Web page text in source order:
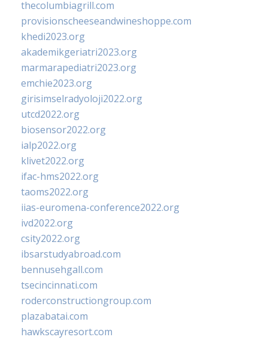
thecolumbiagrill.com
provisionscheeseandwineshoppe.com
khedi2023.org
akademikgeriatri2023.org
marmarapediatri2023.org
emchie2023.org
girisimselradyoloji2022.org
utcd2022.org
biosensor2022.org
ialp2022.org
klivet2022.org
ifac-hms2022.org
taoms2022.org
iias-euromena-conference2022.org
ivd2022.org
csity2022.org
ibsarstudyabroad.com
bennusehgall.com
tsecincinnati.com
roderconstructiongroup.com
plazabatai.com
hawkscayresort.com